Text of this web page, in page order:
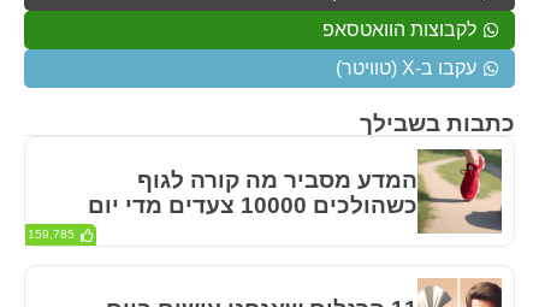
כתבות בשבילך
המדע מסביר מה קורה לגוף
כשהולכים 10000 צעדים מדי יום
159,785
לקבוצות הוואטסאפ
עקבו ב-X (טוויטר)